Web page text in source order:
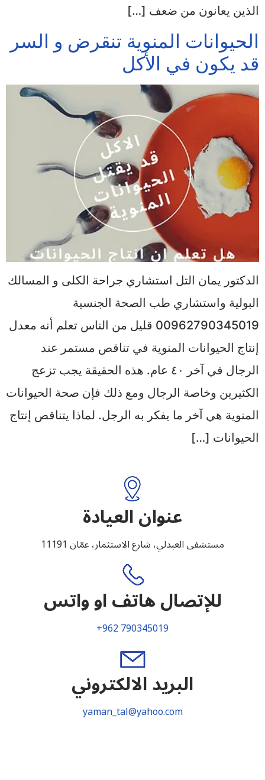
الذين يعانون من ضعف […]
الحيوانات المنوية تنقرض و السر
قد يكون في الأكل
الدكتور يمان التل استشاري جراحة الكلى و المسالك
البولية واستشاري طب الصحة الجنسية
00962790345019 قليل من الناس تعلم أنه معدل
إنتاج الحيوانات المنوية في تناقص مستمر عند
الرجال في آخر ٤٠ عام. هذه الحقيقة يجب تزعج
الكثيرين وخاصة الرجال ومع ذلك فإن صحة الحيوانات
المنوية هي آخر ما يفكر به الرجل. لماذا يتناقص إنتاج
الحيوانات […]
عنوان العيادة
مستشفى العبدلي، شارع الاستثمار، عمّان 11191
للإتصال هاتف او واتس
+962 790345019
البريد الالكتروني
yaman_tal@yahoo.com